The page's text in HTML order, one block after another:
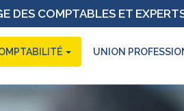
DES COMPTABLES ET
UNION